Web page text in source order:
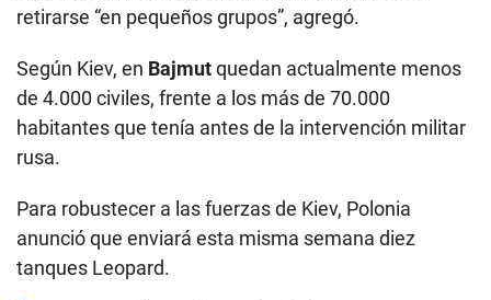
retirarse “en pequeños grupos”, agregó.
Según Kiev, en Bajmutquedan actualmente menos
de 4.000 civiles, frente a los más de 70.000
habitantes que tenía antes de la intervención militar
rusa.
Para robustecer a las fuerzas de Kiev, Polonia
anunció que enviará esta misma semana diez
tanques Leopard.